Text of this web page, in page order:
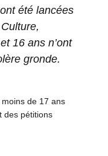
été lancées
16 ans n’ont
gronde.
de 17 ans
des pétitions